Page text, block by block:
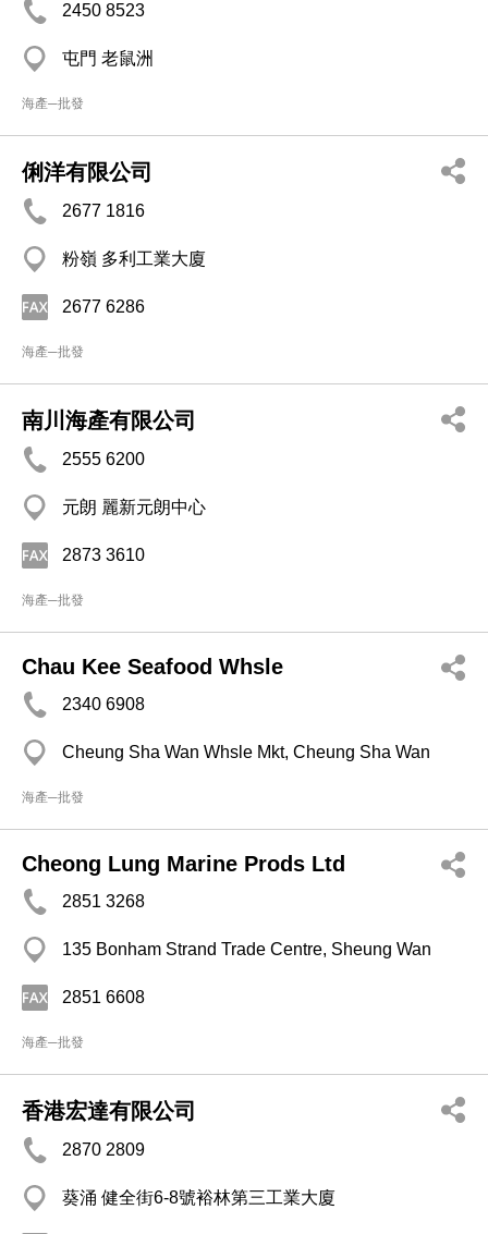
2450 8523
屯門 老鼠洲
海產─批發
俐洋有限公司
2677 1816
粉嶺 多利工業大廈
2677 6286
海產─批發
南川海產有限公司
2555 6200
元朗 麗新元朗中心
2873 3610
海產─批發
Chau Kee Seafood Whsle
2340 6908
Cheung Sha Wan Whsle Mkt, Cheung Sha Wan
海產─批發
Cheong Lung Marine Prods Ltd
2851 3268
135 Bonham Strand Trade Centre, Sheung Wan
2851 6608
海產─批發
香港宏達有限公司
2870 2809
葵涌 健全街6-8號裕林第三工業大廈